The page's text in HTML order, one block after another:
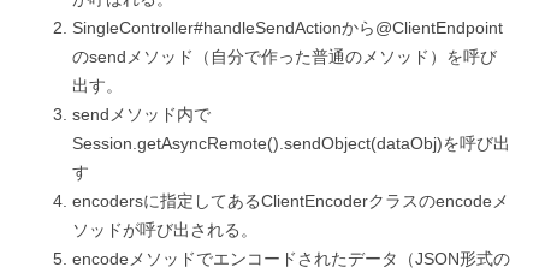
SingleController#handleSendActionから@ClientEndpoint
のsendメソッド（自分で作った普通のメソッド）を呼び
出す。
sendメソッド内で
Session.getAsyncRemote().sendObject(dataObj)を呼び出
す
encodersに指定してあるClientEncoderクラスのencodeメ
ソッドが呼び出される。
encodeメソッドでエンコードされたデータ（JSON形式の